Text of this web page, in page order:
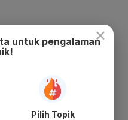
×
untuk pengalaman
Pilih Topik